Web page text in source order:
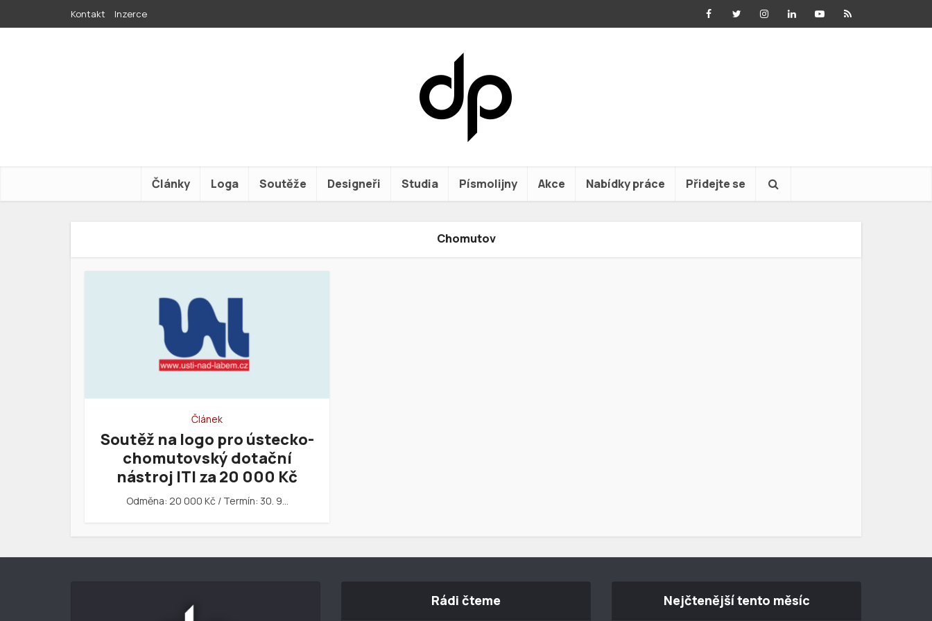
Kontakt Inzerce
Články Loga Soutěže Designeři Studia Písmolijny Akce Nabídky práce Přidejte se
Chomutov
Článek
Soutěž na logo pro ústecko-
chomutovský dotační
nástroj ITI za 20 000 Kč
Odměna: 20 000 Kč / Termín: 30. 9…
Rádi čteme Nejčtenější tento měsíc